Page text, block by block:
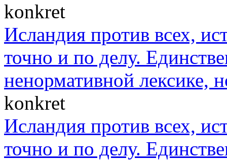
konkret
Исландия против всех,
точно и по делу.
ненормативной лексике,
konkret
Исландия против всех,
точно и по делу.